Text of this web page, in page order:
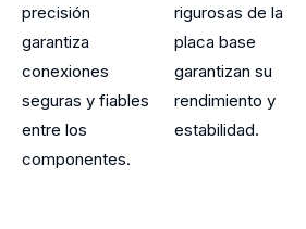
precisión
garantiza
conexiones
seguras y fiables
entre los
componentes.
rigurosas de la
placa base
garantizan su
rendimiento y
estabilidad.